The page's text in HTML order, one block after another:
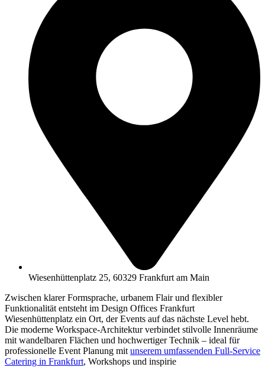
Wiesenhüttenplatz 25, 60329 Frankfurt am Main
Zwischen klarer Formsprache, urbanem Flair und flexibler
Funktionalität entsteht im Design Offices Frankfurt
Wiesenhüttenplatz ein Ort, der Events auf das nächste Level hebt.
Die moderne Workspace-Architektur verbindet stilvolle Innenräume
mit wandelbaren Flächen und hochwertiger Technik – ideal für
professionelle Event Planung mit unserem umfassenden Full-Service
Catering in Frankfurt, Workshops und inspirie